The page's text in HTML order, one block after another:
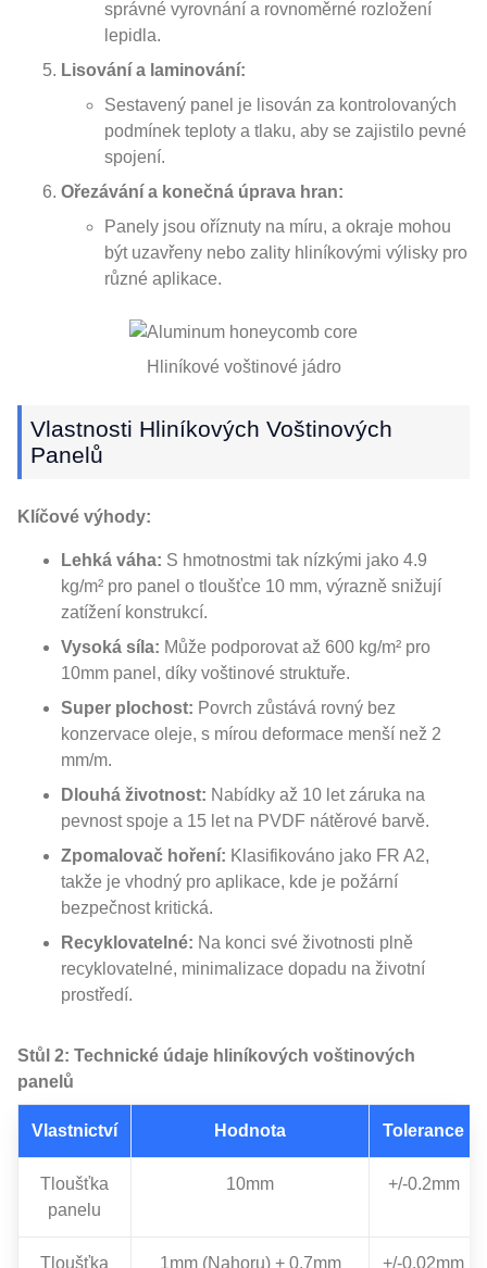
správné vyrovnání a rovnoměrné rozložení
lepidla.
Lisování a laminování:
Sestavený panel je lisován za kontrolovaných
podmínek teploty a tlaku, aby se zajistilo pevné
spojení.
Ořezávání a konečná úprava hran:
Panely jsou oříznuty na míru, a okraje mohou
být uzavřeny nebo zality hliníkovými výlisky pro
různé aplikace.
Hliníkové voštinové jádro
Vlastnosti Hliníkových Voštinových
Panelů
Klíčové výhody:
Lehká váha: S hmotnostmi tak nízkými jako 4.9
kg/m² pro panel o tloušťce 10 mm, výrazně snižují
zatížení konstrukcí.
Vysoká síla: Může podporovat až 600 kg/m² pro
10mm panel, díky voštinové struktuře.
Super plochost: Povrch zůstává rovný bez
konzervace oleje, s mírou deformace menší než 2
mm/m.
Dlouhá životnost: Nabídky až 10 let záruka na
pevnost spoje a 15 let na PVDF nátěrové barvě.
Zpomalovač hoření: Klasifikováno jako FR A2,
takže je vhodný pro aplikace, kde je požární
bezpečnost kritická.
Recyklovatelné: Na konci své životnosti plně
recyklovatelné, minimalizace dopadu na životní
prostředí.
Stůl 2: Technické údaje hliníkových voštinových
panelů
Vlastnictví Hodnota Tolerance
Tloušťka
panelu
10mm +/-0.2mm
Tloušťka
1mm (Nahoru) + 0.7mm
+/-0.02mm